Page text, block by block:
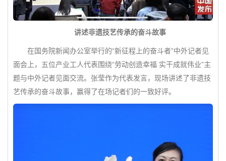
讲述非遗技艺传承的奋斗故事
在国务院新闻办公室举行的“新征程上的奋斗者”中外记者见
面会上，五位产业工人代表围绕“劳动创造幸福 实干成就伟业”主
题与中外记者见面交流。张莹作为代表发言，现场讲述了非遗技
艺传承的奋斗故事，赢得了在场记者们的一致好评。